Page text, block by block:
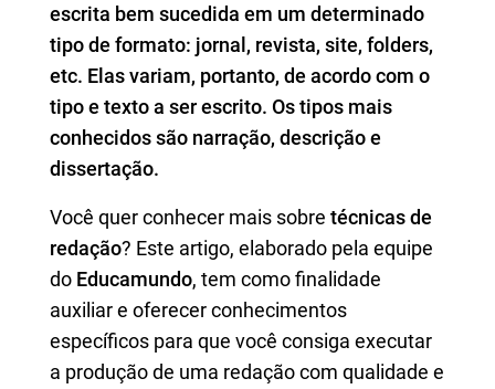
escrita bem sucedida em um determinado
tipo de formato: jornal, revista, site, folders,
etc. Elas variam, portanto, de acordo com o
tipo e texto a ser escrito. Os tipos mais
conhecidos são narração, descrição e
dissertação.
Você quer conhecer mais sobre técnicas de
redação? Este artigo, elaborado pela equipe
do Educamundo, tem como finalidade
auxiliar e oferecer conhecimentos
específicos para que você consiga executar
a produção de uma redação com qualidade e